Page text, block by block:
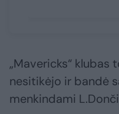
„Mavericks“ klubas
nesitikėjo ir bandė
menkindami